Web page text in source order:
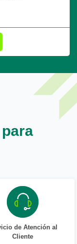
de Atención al
Cliente